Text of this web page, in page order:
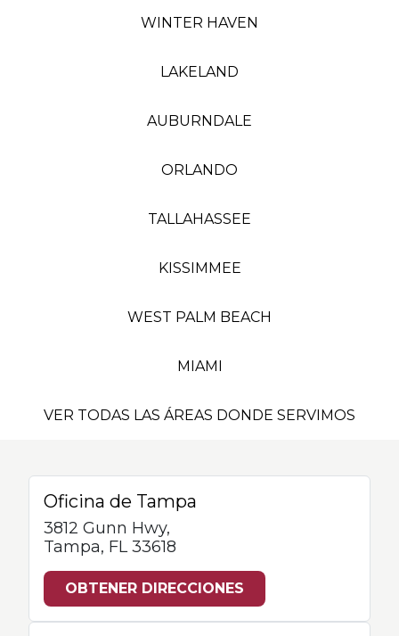
WINTER HAVEN
LAKELAND
AUBURNDALE
ORLANDO
TALLAHASSEE
KISSIMMEE
WEST PALM BEACH
MIAMI
VER TODAS LAS ÁREAS DONDE SERVIMOS
Oficina de Tampa
3812 Gunn Hwy,
Tampa, FL 33618
OBTENER DIRECCIONES